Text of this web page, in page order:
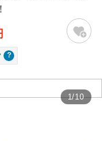
1/10
ている文化遺産や自
スです。
寄るコースです。
了承いただき
決済のみとな
カード決済を